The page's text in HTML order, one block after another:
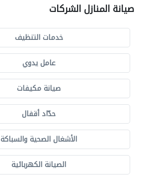
صيانة المنازل الشركات
خدمات التنظيف
عامل يدوي
صيانة مكيفات
حدّاد أقفال
الأشغال الصحية والسباكة
الصيانة الكهربائية